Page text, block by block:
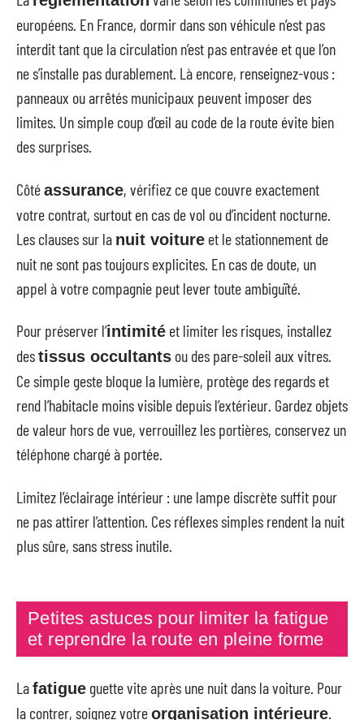
européens. En France, dormir dans son véhicule n’est pas
interdit tant que la circulation n’est pas entravée et que l’on
ne s’installe pas durablement. Là encore, renseignez-vous :
panneaux ou arrêtés municipaux peuvent imposer des
limites. Un simple coup d’œil au code de la route évite bien
des surprises.
Côtéassurance, vérifiez ce que couvre exactement
votre contrat, surtout en cas de vol ou d’incident nocturne.
Les clauses sur la nuit voiture et le stationnement de
nuit ne sont pas toujours explicites. En cas de doute, un
appel à votre compagnie peut lever toute ambiguïté.
Pour préserver l’intimité et limiter les risques, installez
destissus occultants ou des pare-soleil aux vitres.
Ce simple geste bloque la lumière, protège des regards et
rend l’habitacle moins visible depuis l’extérieur. Gardez objets
de valeur hors de vue, verrouillez les portières, conservez un
téléphone chargé à portée.
Limitez l’éclairage intérieur : une lampe discrète suffit pour
ne pas attirer l’attention. Ces réflexes simples rendent la nuit
plus sûre, sans stress inutile.
Petites astuces pour limiter la fatigue
et reprendre la route en pleine forme
Lafatigue guette vite après une nuit dans la voiture. Pour
la contrer, soignez votreorganisation intérieure